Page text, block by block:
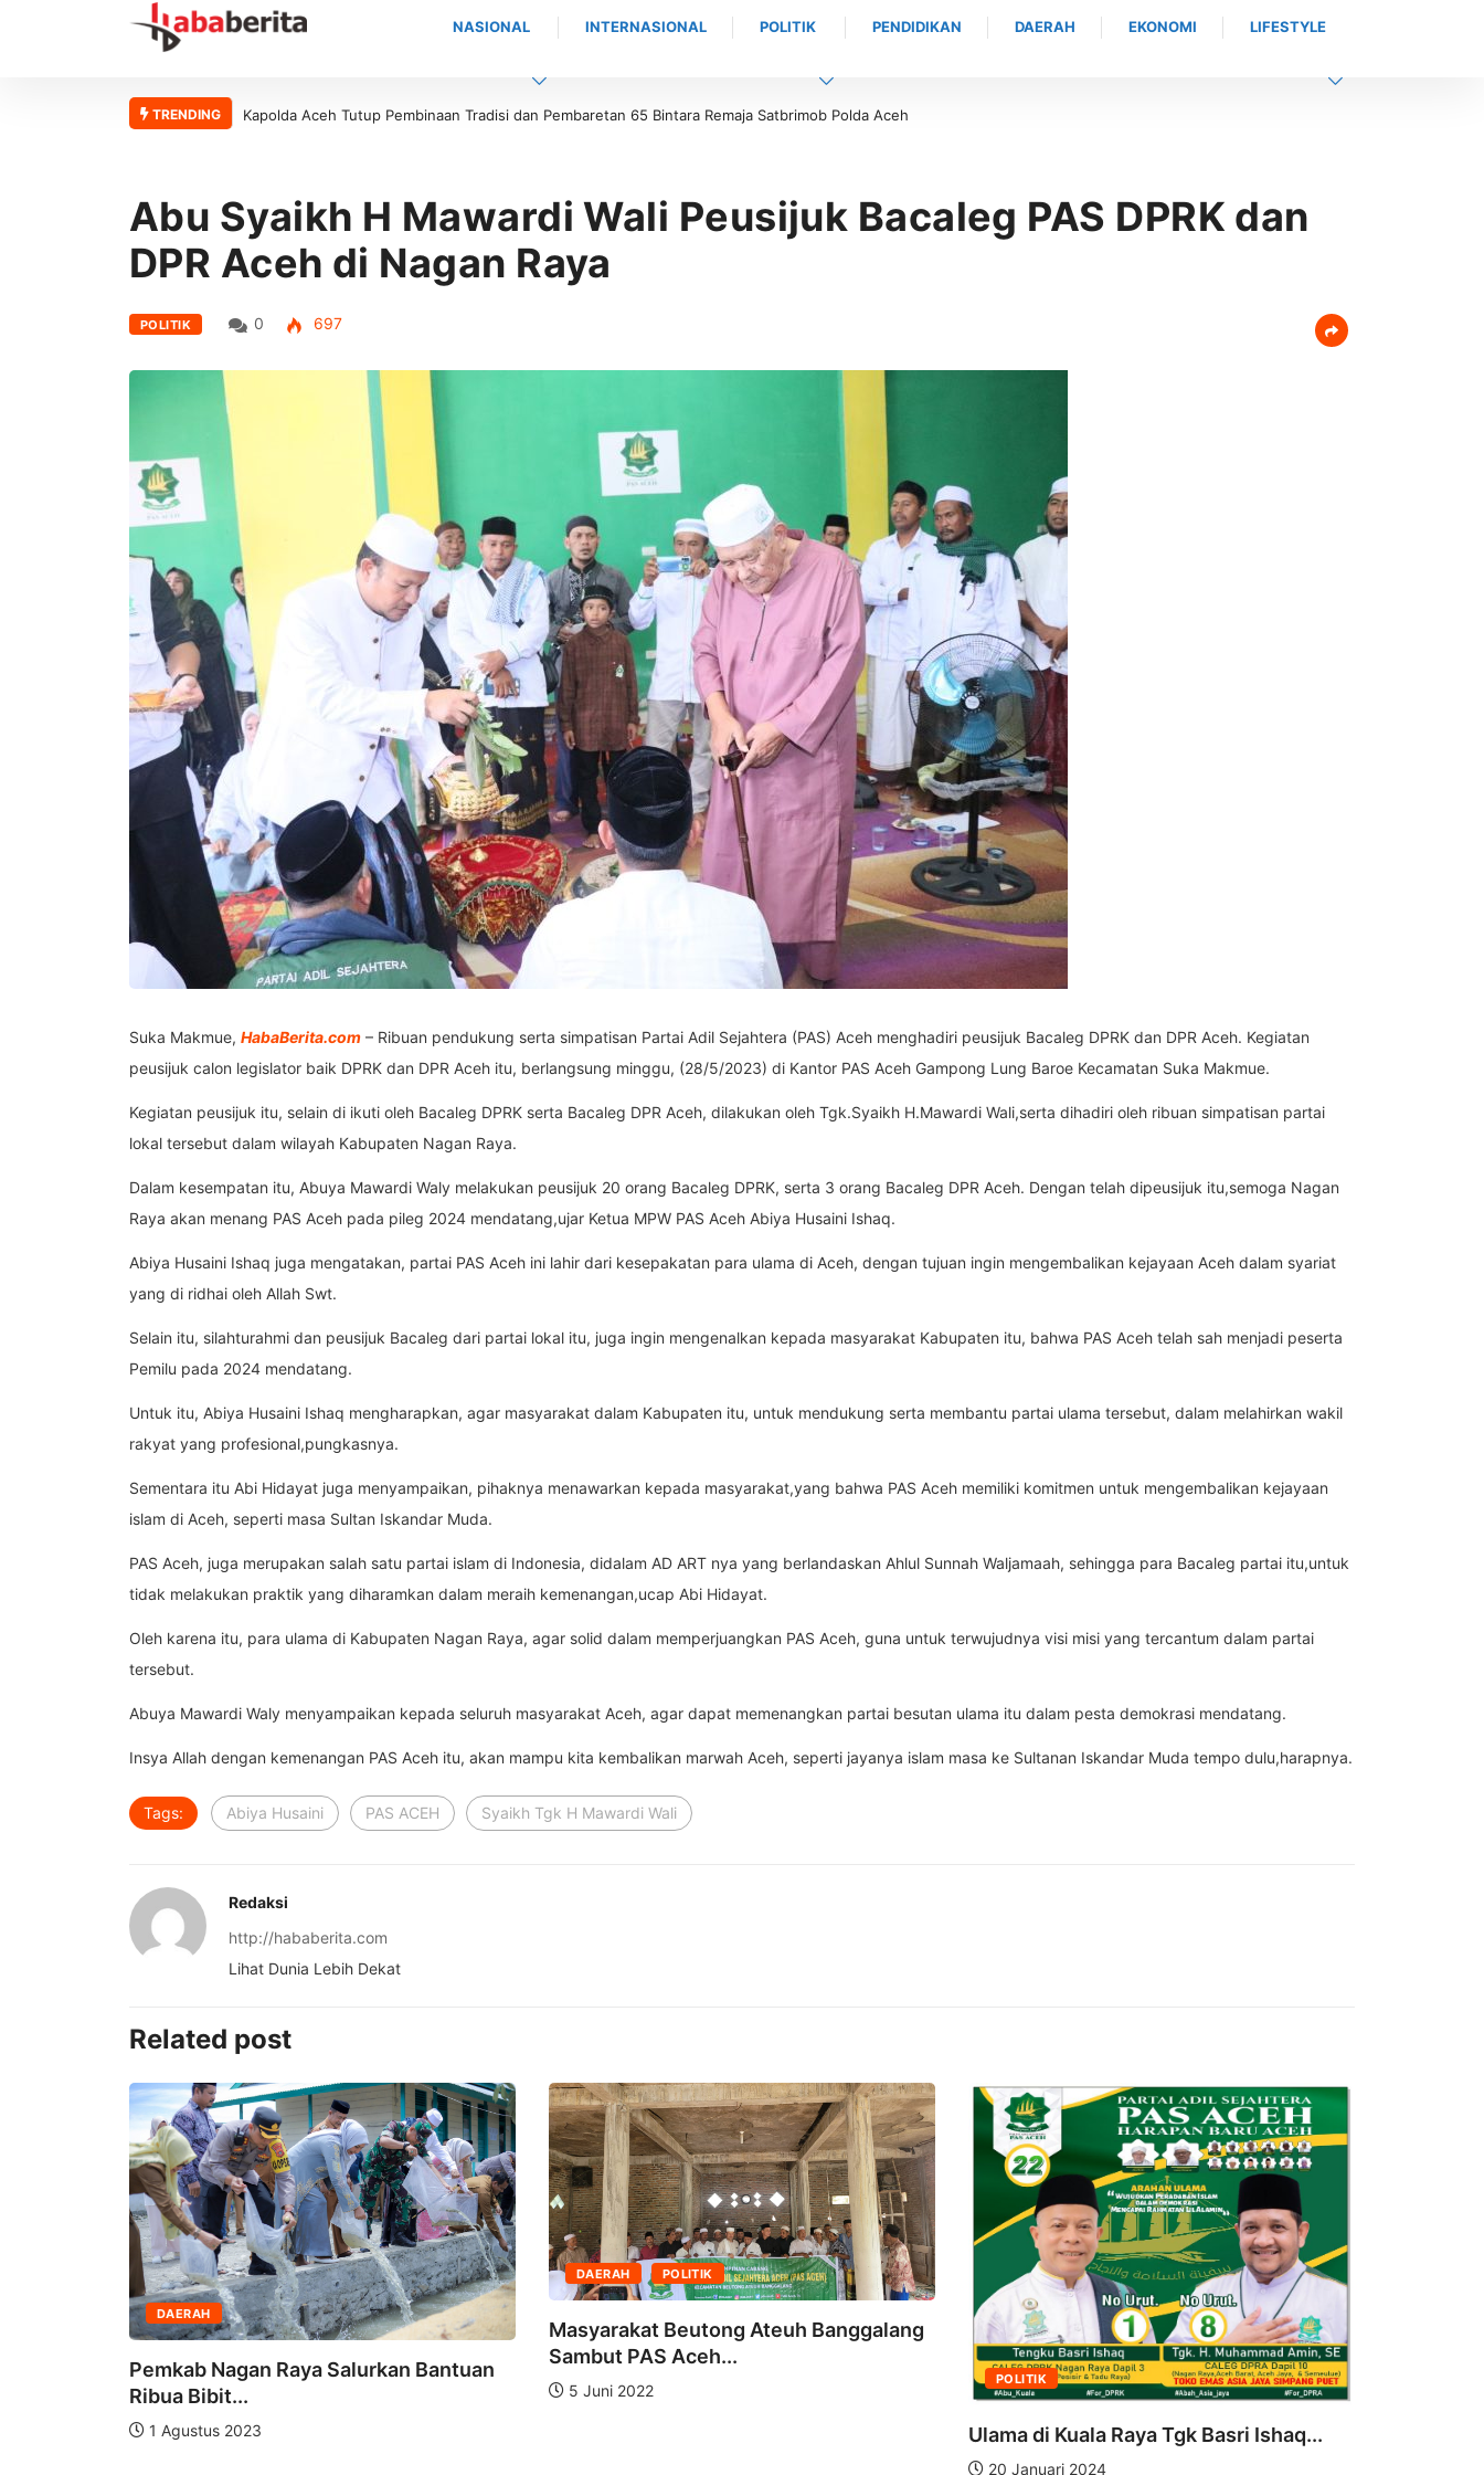
NASIONAL INTERNASIONAL POLITIK PENDIDIKAN DAERAH EKONOMI LIFESTYLE
TRENDING
Kapolda Aceh Tutup Pembinaan Tradisi dan Pembaretan 65 Bintara Remaja Satbrimob Polda AcehSoal Penertiban Tambang Ilegal, eks presiden mahasiswa universitas abulyatama : Gubernur
Abu Syaikh H Mawardi Wali Peusijuk Bacaleg PAS DPRK dan
DPR Aceh di Nagan Raya
POLITIK 0 697
Suka Makmue, HabaBerita.com – Ribuan pendukung serta simpatisan Partai Adil Sejahtera (PAS) Aceh menghadiri peusijuk Bacaleg DPRK dan DPR Aceh. Kegiatan
peusijuk calon legislator baik DPRK dan DPR Aceh itu, berlangsung minggu, (28/5/2023) di Kantor PAS Aceh Gampong Lung Baroe Kecamatan Suka Makmue.
Kegiatan peusijuk itu, selain di ikuti oleh Bacaleg DPRK serta Bacaleg DPR Aceh, dilakukan oleh Tgk.Syaikh H.Mawardi Wali,serta dihadiri oleh ribuan simpatisan partai
lokal tersebut dalam wilayah Kabupaten Nagan Raya.
Dalam kesempatan itu, Abuya Mawardi Waly melakukan peusijuk 20 orang Bacaleg DPRK, serta 3 orang Bacaleg DPR Aceh. Dengan telah dipeusijuk itu,semoga Nagan
Raya akan menang PAS Aceh pada pileg 2024 mendatang,ujar Ketua MPW PAS Aceh Abiya Husaini Ishaq.
Abiya Husaini Ishaq juga mengatakan, partai PAS Aceh ini lahir dari kesepakatan para ulama di Aceh, dengan tujuan ingin mengembalikan kejayaan Aceh dalam syariat
yang di ridhai oleh Allah Swt.
Selain itu, silahturahmi dan peusijuk Bacaleg dari partai lokal itu, juga ingin mengenalkan kepada masyarakat Kabupaten itu, bahwa PAS Aceh telah sah menjadi peserta
Pemilu pada 2024 mendatang.
Untuk itu, Abiya Husaini Ishaq mengharapkan, agar masyarakat dalam Kabupaten itu, untuk mendukung serta membantu partai ulama tersebut, dalam melahirkan wakil
rakyat yang profesional,pungkasnya.
Sementara itu Abi Hidayat juga menyampaikan, pihaknya menawarkan kepada masyarakat,yang bahwa PAS Aceh memiliki komitmen untuk mengembalikan kejayaan
islam di Aceh, seperti masa Sultan Iskandar Muda.
PAS Aceh, juga merupakan salah satu partai islam di Indonesia, didalam AD ART nya yang berlandaskan Ahlul Sunnah Waljamaah, sehingga para Bacaleg partai itu,untuk
tidak melakukan praktik yang diharamkan dalam meraih kemenangan,ucap Abi Hidayat.
Oleh karena itu, para ulama di Kabupaten Nagan Raya, agar solid dalam memperjuangkan PAS Aceh, guna untuk terwujudnya visi misi yang tercantum dalam partai
tersebut.
Abuya Mawardi Waly menyampaikan kepada seluruh masyarakat Aceh, agar dapat memenangkan partai besutan ulama itu dalam pesta demokrasi mendatang.
Insya Allah dengan kemenangan PAS Aceh itu, akan mampu kita kembalikan marwah Aceh, seperti jayanya islam masa ke Sultanan Iskandar Muda tempo dulu,harapnya.
Tags: Abiya Husaini PAS ACEH Syaikh Tgk H Mawardi Wali
Redaksi
http://hababerita.com
Lihat Dunia Lebih Dekat
Related post
DAERAH
Pemkab Nagan Raya Salurkan Bantuan
Ribua Bibit...
1 Agustus 2023
DAERAH POLITIK
Masyarakat Beutong Ateuh Banggalang
Sambut PAS Aceh...
5 Juni 2022
POLITIK
Ulama di Kuala Raya Tgk Basri Ishaq...
20 Januari 2024